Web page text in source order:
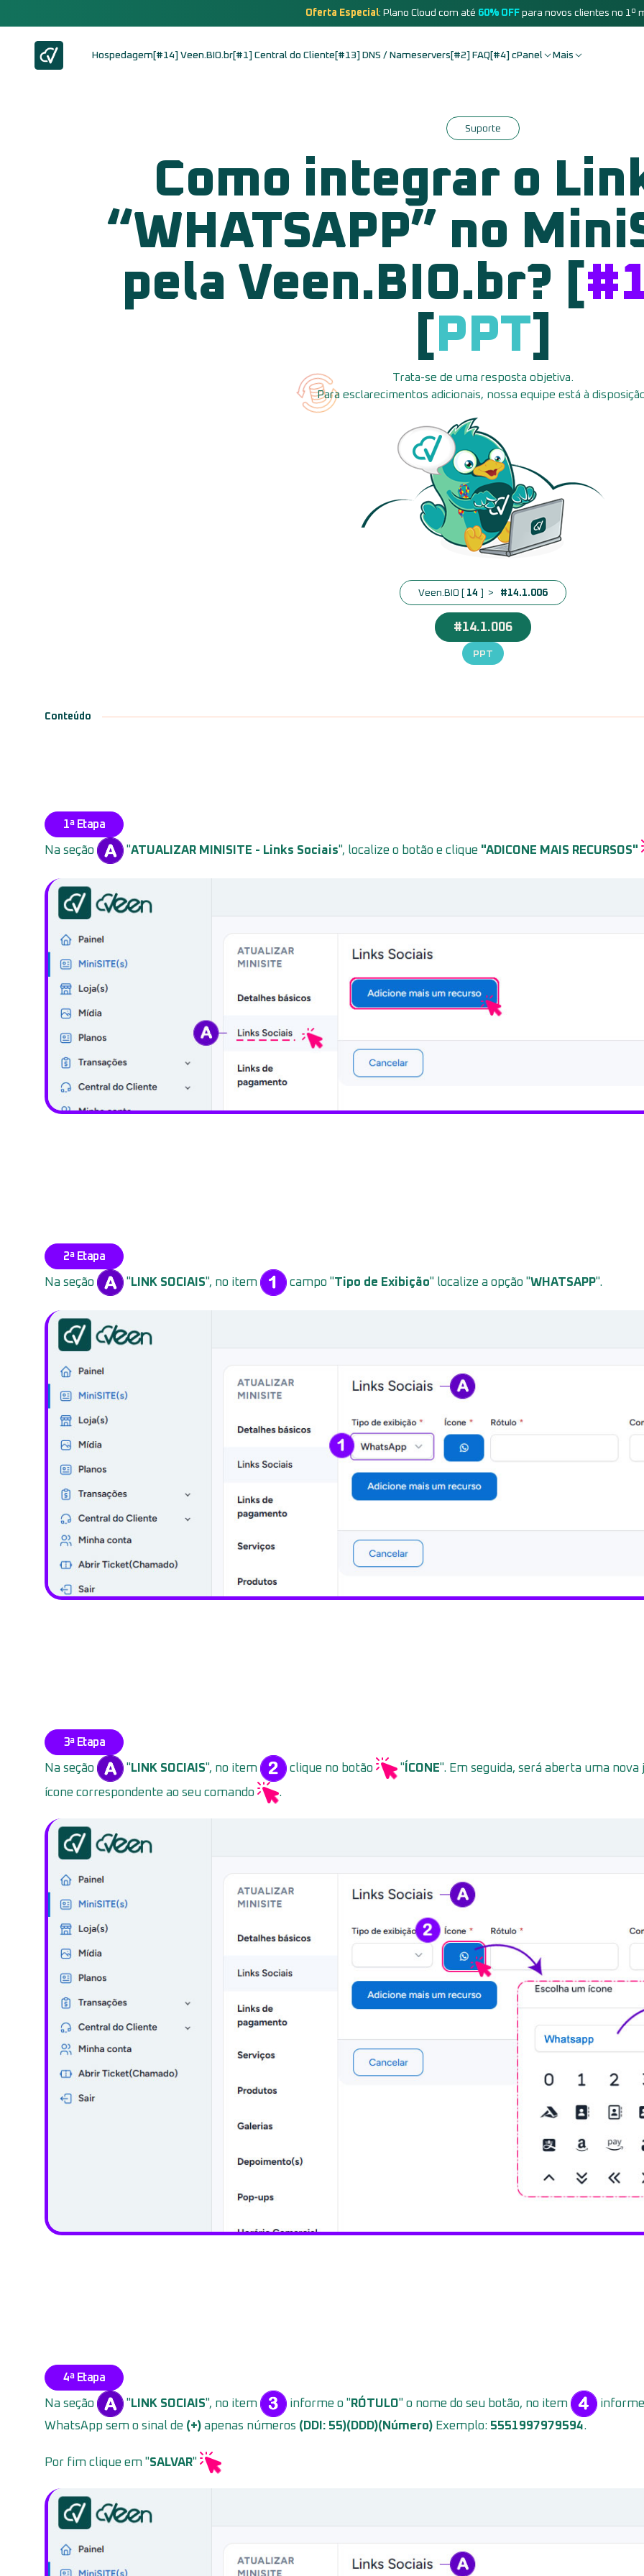
Oferta Especial: Plano Cloud com até 60% OFF para novos clientes no 1º
Hospedagem [#14] Veen.BIO.br[#1] Central do Cliente [#13] DNS / Nameservers [#2] FAQ [#4] cPanel Mais
Suporte
Como integrar o
“WHATSAPP” no
pela Veen.BIO.br? [
[ PPT]
Trata-se de uma resposta objetiva.
Para esclarecimentos adicionais, nossa equipe está à
Veen.BIO [ 14 ] > #14.1.006
#14.1.006
PPT
Conteúdo
Na seção "ATUALIZAR MINISITE - Links Sociais", localize o botão e clique "ADICONE MAIS RECURSOS"
1ª Etapa
2ª Etapa
Na seção " LINK SOCIAIS", no item campo "Tipo de Exibição" localize a opção "WHATSAPP".
3ª Etapa
Na seção " LINK SOCIAIS", no item clique no botão " ÍCONE". Em seguida, será aberta uma
ícone correspondente ao seu comando
.
4ª Etapa
Na seção " LINK SOCIAIS", no item informe o " RÓTULO" o nome do seu botão, no item
WhatsApp sem o sinal de (+) apenas números (DDI: 55)(DDD)(Número) Exemplo: 5551997979594.
Por fim clique em "SALVAR"